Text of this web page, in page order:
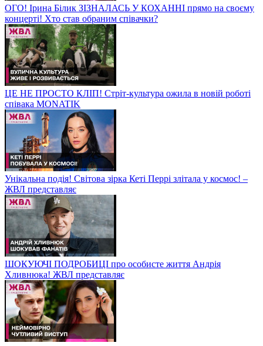
ОГО! Ірина Білик ЗІЗНАЛАСЬ У КОХАННІ прямо на своєму
концерті! Хто став обраним співачки?
ЦЕ НЕ ПРОСТО КЛІП! Стріт-культура ожила в новій роботі
співака MONATIK
Унікальна подія! Світова зірка Кеті Перрі злітала у космос! –
ЖВЛ представляє
ШОКУЮЧІ ПОДРОБИЦІ про особисте життя Андрія
Хливнюка! ЖВЛ представляє